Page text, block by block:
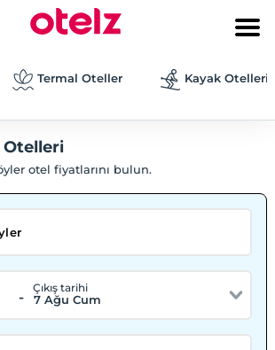
Termal Oteller Kayak Otelleri
otel fiyatlarını bulun.
-
Çıkış tarihi
7 Ağu Cum